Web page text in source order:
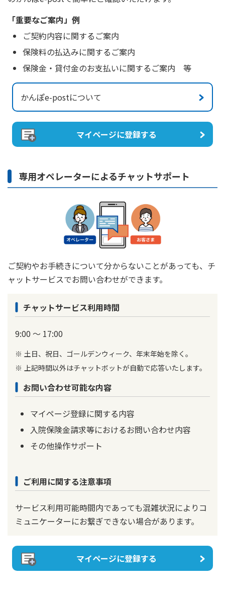
「重要なご案内」例
ご契約内容に関するご案内
保険料の払込みに関するご案内
保険金・貸付金のお支払いに関するご案内 等
かんぽe-postについて
マイページに登録する
専用オペレーターによるチャットサポート
ご契約やお手続きについて分からないことがあっても、チ
ャットサービスでお問い合わせができます。
チャットサービス利用時間
9:00 ～ 17:00
土日、祝日、ゴールデンウィーク、年末年始を除く。
上記時間以外はチャットボットが自動で応答いたします。
お問い合わせ可能な内容
マイページ登録に関する内容
入院保険金請求等におけるお問い合わせ内容
その他操作サポート
ご利用に関する注意事項
サービス利用可能時間内であっても混雑状況によりコ
ミュニケーターにお繋ぎできない場合があります。
マイページに登録する